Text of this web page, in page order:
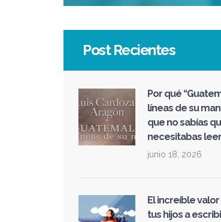
Post Recientes
Por qué
líneas de su
que no sabías
necesitabas leer
junio 18, 2026
El increíble
tus hijos a